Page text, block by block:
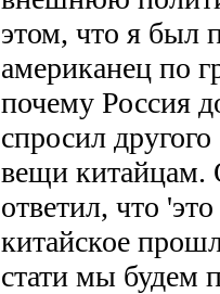
этом, что я был
американец по
почему Россия
спросил
вещи китайцам.
ответил, что
китайское
стати мы будем